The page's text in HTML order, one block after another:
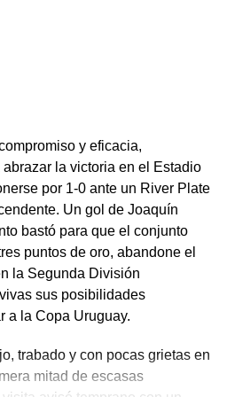
y eficacia,
la victoria en el Estadio
por 1-0 ante un River Plate
Un gol de Joaquín
bastó para que el conjunto
puntos de oro, abandone el
la Segunda División
sus posibilidades
a la Copa Uruguay.
trabado y con pocas grietas en
mitad de escasas